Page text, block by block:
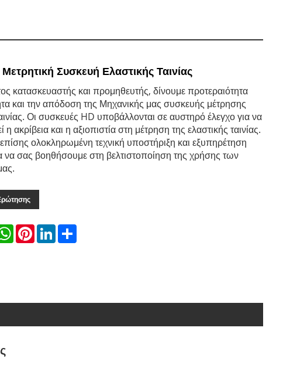
Συσκευή Ελαστικής Ταινίας
κατασκευαστής και προμηθευτής, δίνουμε προτεραιότητα
και την απόδοση της Μηχανικής μας συσκευής μέτρησης
Οι συσκευές HD υποβάλλονται σε αυστηρό έλεγχο για να
η ακρίβεια και η αξιοπιστία στη μέτρηση της ελαστικής ταινίας.
ολοκληρωμένη τεχνική υποστήριξη και εξυπηρέτηση
να σας βοηθήσουμε στη βελτιστοποίηση της χρήσης των
WhatsApp
PinterestLinkedIn